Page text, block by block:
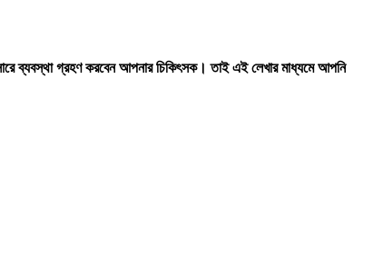
ব্যবস্থা গ্রহণ করবেন আপনার চিকিৎসক। তাই এই লেখার মাধ্যমে আপনি